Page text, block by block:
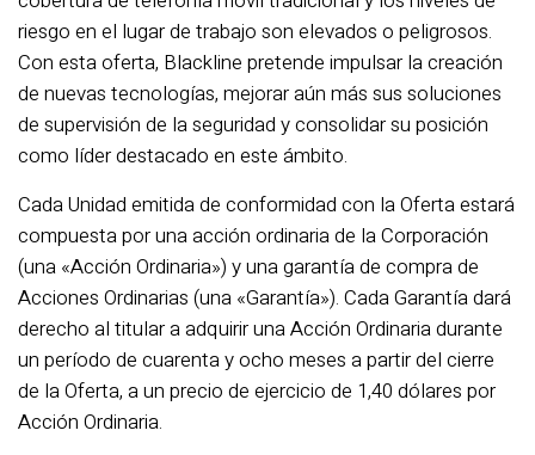
riesgo en el lugar de trabajo son elevados o peligrosos.
Con esta oferta, Blackline pretende impulsar la creación
de nuevas tecnologías, mejorar aún más sus soluciones
de supervisión de la seguridad y consolidar su posición
como líder destacado en este ámbito.
Cada Unidad emitida de conformidad con la Oferta estará
compuesta por una acción ordinaria de la Corporación
(una «Acción Ordinaria») y una garantía de compra de
Acciones Ordinarias (una «Garantía»). Cada Garantía dará
derecho al titular a adquirir una Acción Ordinaria durante
un período de cuarenta y ocho meses a partir del cierre
de la Oferta, a un precio de ejercicio de 1,40 dólares por
Acción Ordinaria.